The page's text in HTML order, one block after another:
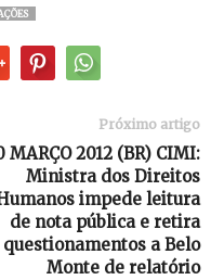
Próximo artigo
MARÇO 2012 (BR) CIMI:
Ministra dos Direitos
impede leitura
de nota pública e retira
questionamentos a Belo
Monte de relatório